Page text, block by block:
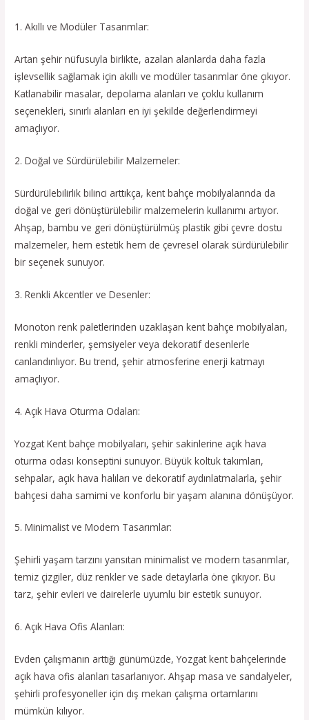
1. Akıllı ve Modüler Tasarımlar:
Artan şehir nüfusuyla birlikte, azalan alanlarda daha fazla
işlevsellik sağlamak için akıllı ve modüler tasarımlar öne çıkıyor.
Katlanabilir masalar, depolama alanları ve çoklu kullanım
seçenekleri, sınırlı alanları en iyi şekilde değerlendirmeyi
amaçlıyor.
2. Doğal ve Sürdürülebilir Malzemeler:
Sürdürülebilirlik bilinci arttıkça, kent bahçe mobilyalarında da
doğal ve geri dönüştürülebilir malzemelerin kullanımı artıyor.
Ahşap, bambu ve geri dönüştürülmüş plastik gibi çevre dostu
malzemeler, hem estetik hem de çevresel olarak sürdürülebilir
bir seçenek sunuyor.
3. Renkli Akcentler ve Desenler:
Monoton renk paletlerinden uzaklaşan kent bahçe mobilyaları,
renkli minderler, şemsiyeler veya dekoratif desenlerle
canlandırılıyor. Bu trend, şehir atmosferine enerji katmayı
amaçlıyor.
4. Açık Hava Oturma Odaları:
Yozgat Kent bahçe mobilyaları, şehir sakinlerine açık hava
oturma odası konseptini sunuyor. Büyük koltuk takımları,
sehpalar, açık hava halıları ve dekoratif aydınlatmalarla, şehir
bahçesi daha samimi ve konforlu bir yaşam alanına dönüşüyor.
5. Minimalist ve Modern Tasarımlar:
Şehirli yaşam tarzını yansıtan minimalist ve modern tasarımlar,
temiz çizgiler, düz renkler ve sade detaylarla öne çıkıyor. Bu
tarz, şehir evleri ve dairelerle uyumlu bir estetik sunuyor.
6. Açık Hava Ofis Alanları:
Evden çalışmanın arttığı günümüzde, Yozgat kent bahçelerinde
açık hava ofis alanları tasarlanıyor. Ahşap masa ve sandalyeler,
şehirli profesyoneller için dış mekan çalışma ortamlarını
mümkün kılıyor.